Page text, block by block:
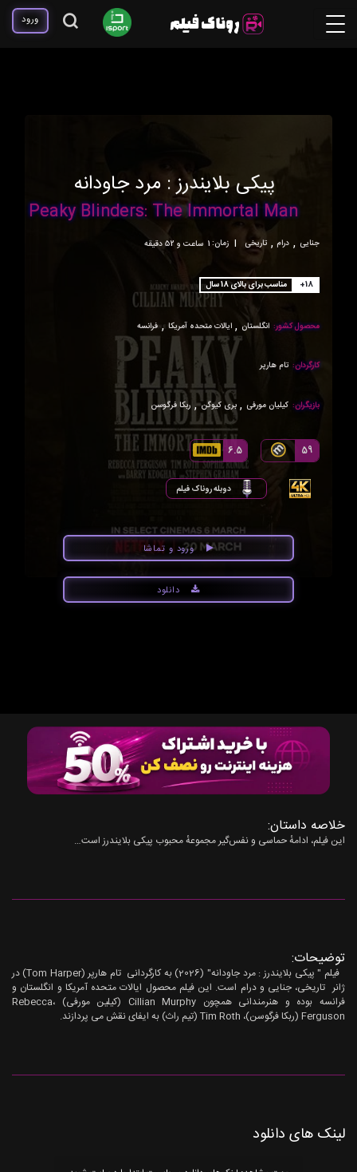
ورود
پیکی بلایندرز : مرد جاودانه
Peaky Blinders: The Immortal Man
جنایی , درام , تاریخی | زمان: 1ساعت و 52 دقیقه
+18 مناسب برای بالای 18 سال
محصول کشور: انگلستان , ایالات متحده آمریکا , فرانسه
کارگردان: تام هارپر
بازیگران: کیلیان مورفی , بری کیوگن , ربکا فرگوسن
59
6.5
دوبله روناک فیلم
ورود و تماشا
دانلود
خلاصه داستان:
این فیلم، ادامهٔ حماسی و نفس‌گیر مجموعهٔ محبوب پیکی بلایندرز است…
توضیحات:
فیلم " پیکی بلایندرز : مرد جاودانه" (2026) به کارگردانی تام هارپر (Tom Harper) در
ژانر تاریخی، جنایی و درام است. این فیلم محصول ایالات متحده آمریکا و انگلستان و
فرانسه بوده و هنرمندانی همچون Cillian Murphy (کیلین مورفی) ،Rebecca
Ferguson (ربکا فرگوسن)، Tim Roth (تیم راث) به ایفای نقش می پردازند.
لینک های دانلود